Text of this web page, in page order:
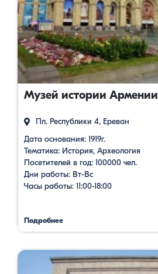
Музей истории Армении
Пл. Республики 4, Ереван
Дата основания: 1919г.
Тематика: История, Археология
Посетителей в год: 100000 чел.
Дни работы: Вт-Вс
Часы работы: 11:00-18:00
Подробнее